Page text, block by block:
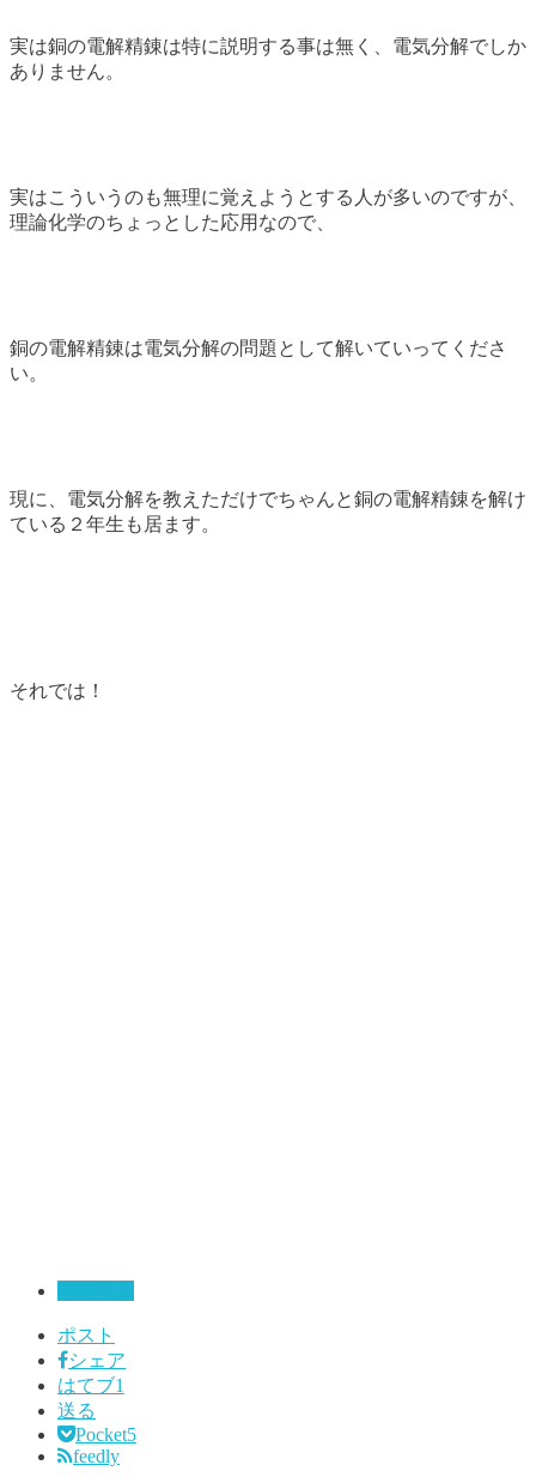
実は銅の電解精錬は特に説明する事は無く、電気分解でしか
ありません。
実はこういうのも無理に覚えようとする人が多いのですが、
理論化学のちょっとした応用なので、
銅の電解精錬は電気分解の問題として解いていってくださ
い。
現に、電気分解を教えただけでちゃんと銅の電解精錬を解け
ている２年生も居ます。
それでは！
ポスト
シェア
はてブ1
送る
Pocket5
feedly